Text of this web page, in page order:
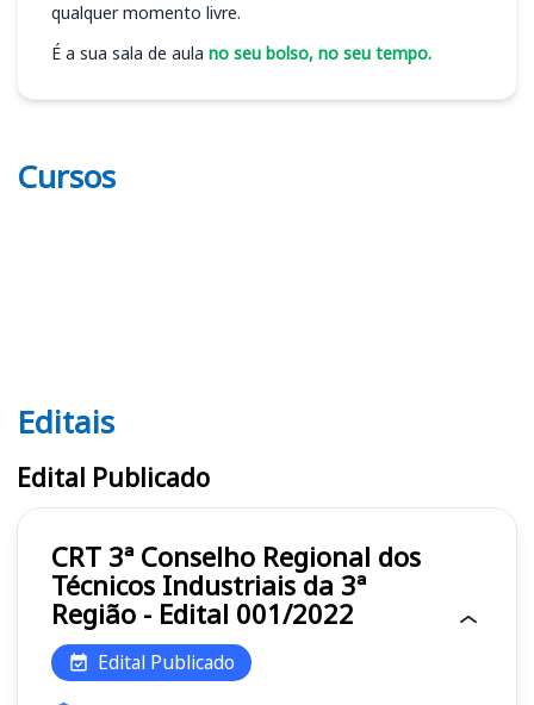
qualquer momento livre.
É a sua sala de aula no seu bolso, no seu tempo.
Cursos
Editais CRT 3ª
Editais
Edital Publicado
CRT 3ª Conselho Regional dos
Técnicos Industriais da 3ª
Região - Edital 001/2022
Edital Publicado